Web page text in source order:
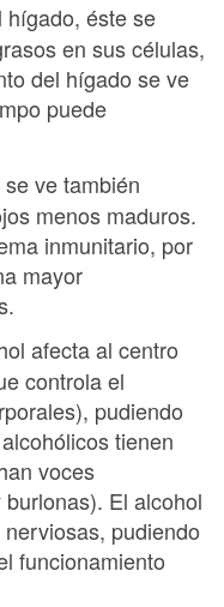
hígado, éste se
en sus células,
del hígado se ve
puede
ve también
menos maduros.
inmunitario, por
mayor
afecta al centro
controla el
pudiendo
tienen
voces
El alcohol
pudiendo
funcionamiento